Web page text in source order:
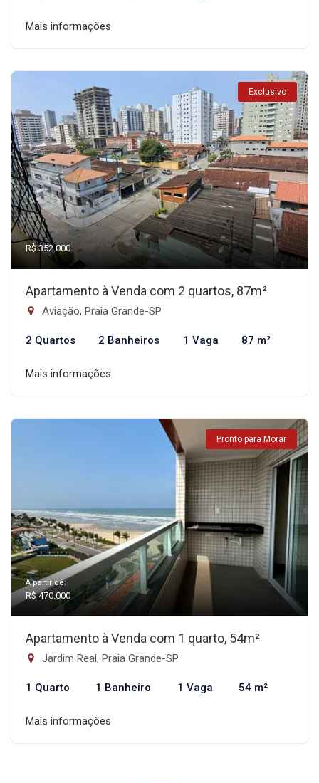
Mais informações
Exclusivo
R$ 352.000
Apartamento à Venda com 2 quartos, 87m²
Aviação, Praia Grande-SP
2 Quartos 2 Banheiros 1 Vaga 87 m²
Mais informações
Pronto para Morar
A partir de:
R$ 470.000
Apartamento à Venda com 1 quarto, 54m²
Jardim Real, Praia Grande-SP
1 Quarto 1 Banheiro 1 Vaga 54 m²
Mais informações